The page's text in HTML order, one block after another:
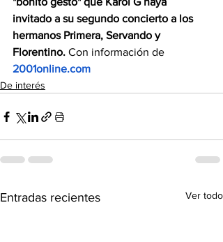
invitado a su segundo concierto a los
hermanos Primera, Servando y
Florentino. Con información de
2001online.com
De interés
Entradas recientes Ver todo